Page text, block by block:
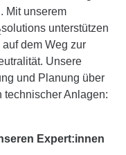
Mit unserem
solutions unterstützen
dem Weg zur
Unsere
und Planung über
technischer Anlagen:
Expert:innen